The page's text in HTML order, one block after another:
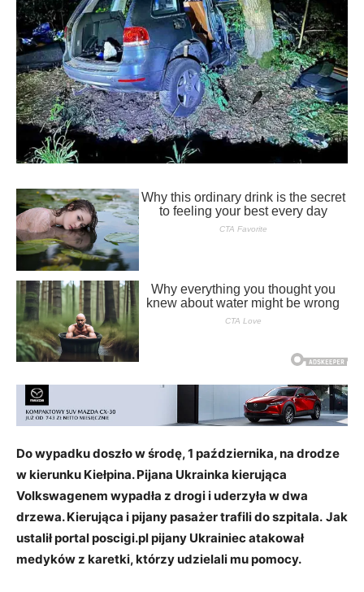
Do wypadku doszło w środę, 1 października, na drodze
w kierunku Kiełpina. Pijana Ukrainka kierująca
Volkswagenem wypadła z drogi i uderzyła w dwa
drzewa. Kierująca i pijany pasażer trafili do szpitala. Jak
ustalił portal poscigi.pl pijany Ukrainiec atakował
medyków z karetki, którzy udzielali mu pomocy.